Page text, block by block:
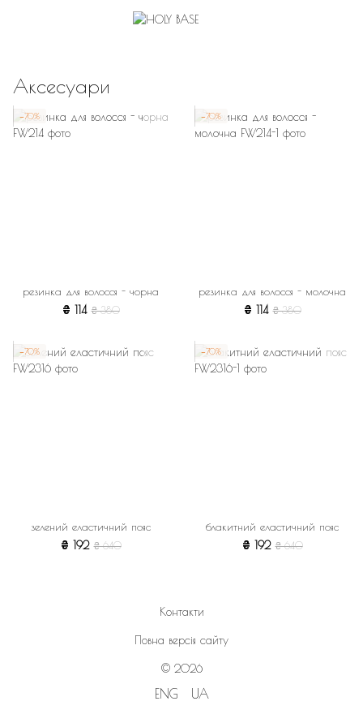
Аксесуари
−70%
резинка для волосся - чорна
₴ 114 ₴ 380
−70%
резинка для волосся - молочна
₴ 114 ₴ 380
−70%
зелений еластичний пояс
₴ 192 ₴ 640
−70%
блакитний еластичний пояс
₴ 192 ₴ 640
Контакти
Повна версія сайту
© 2026
ENG UA